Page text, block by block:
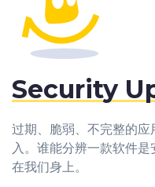
过期、脆弱、不完整的
入。谁能分辨一款软件
在我们身上。
Security